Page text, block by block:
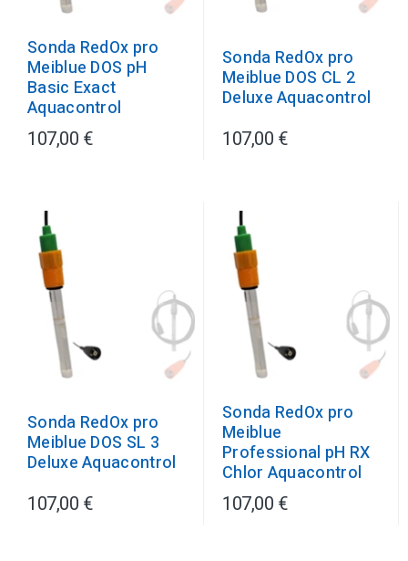
Sonda RedOx pro
Meiblue DOS pH
Basic Exact
Aquacontrol
107,00 €
Sonda RedOx pro
Meiblue DOS CL 2
Deluxe Aquacontrol
107,00 €
Sonda RedOx pro
Meiblue DOS SL 3
Deluxe Aquacontrol
107,00 €
Sonda RedOx pro
Meiblue
Professional pH RX
Chlor Aquacontrol
107,00 €